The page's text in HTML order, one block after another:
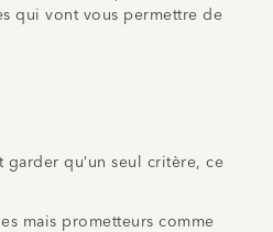
qui vont vous permettre de
qu’un seul critère, ce
mais prometteurs comme